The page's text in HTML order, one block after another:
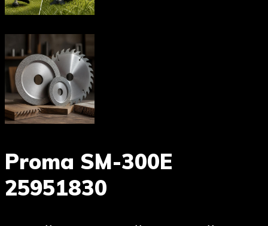
Proma SM-300E
25951830